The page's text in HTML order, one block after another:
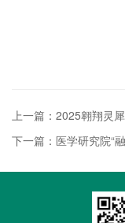
上一篇：2025翱翔灵
下一篇：医学研究院“